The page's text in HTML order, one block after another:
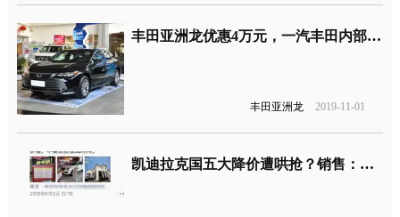
丰田亚洲龙优惠4万元，一汽丰田内部购车价格曝光
丰田亚洲龙 2019-11-01
凯迪拉克国五大降价遭哄抢？销售：没车了，买车要排队